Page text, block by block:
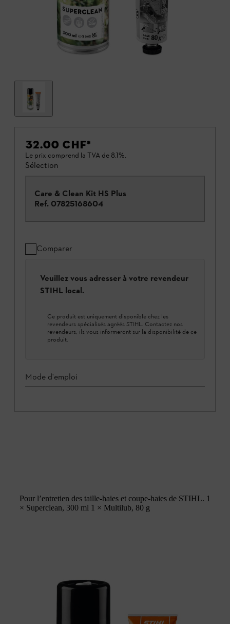
32.00 CHF*
Le prix comprend la TVA de 8.1%.
Sélection
Care & Clean Kit HS Plus
Ref. 07825168604
Comparer
Veuillez vous adresser à votre revendeur
STIHL local.
Ce produit est uniquement disponible chez les
revendeurs spécialisés agréés STIHL. Contactez nos
revendeurs, ils vous informeront sur la disponibilité de ce
produit.
Mode d'emploi
Pour l’entretien des taille-haies et coupe-haies de STIHL. 1
× Superclean, 300 ml 1 × Multilub, 80 g